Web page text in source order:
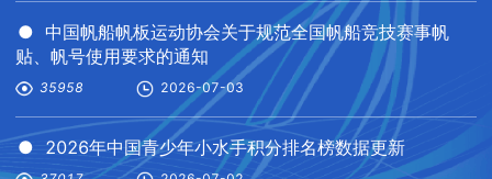
● 中国帆船帆板运动协会关于规范全国帆船竞技赛事帆
贴、帆号使用要求的通知
35958 2026-07-03
● 2026年中国青少年小水手积分排名榜数据更新